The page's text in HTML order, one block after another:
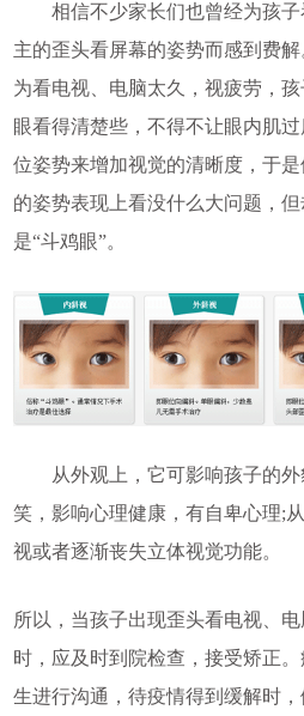
相信不少家长们也曾经为孩子
主的歪头看屏幕的姿势而感到费
为看电视、电脑太久，视疲劳，
眼看得清楚些，不得不让眼内肌
位姿势来增加视觉的清晰度，于
的姿势表现上看没什么大问题，
是“斗鸡眼”。
从外观上，它可影响孩子的外
笑，影响心理健康，有自卑心理;
视或者逐渐丧失立体视觉功能。
所以，当孩子出现歪头看电视、
时，应及时到院检查，接受矫正
生进行沟通，待疫情得到缓解时